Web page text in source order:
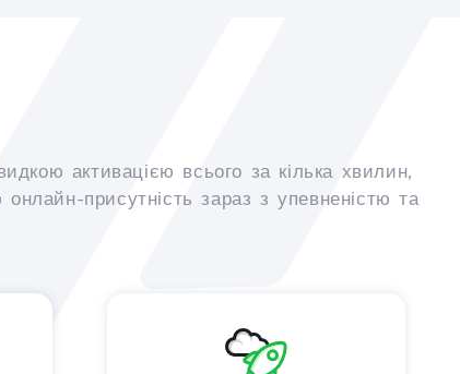
активацією всього за кілька хвилин,
присутність зараз з упевненістю та